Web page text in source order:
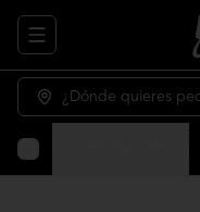
Abrir menu de
¿Dónde quieres